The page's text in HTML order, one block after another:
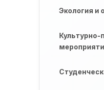
Экология и
Культурно-